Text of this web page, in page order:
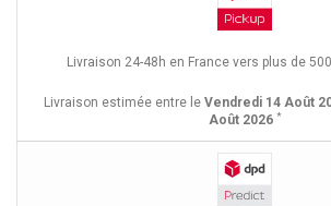
Livraison 24-48h en France vers plus de
Livraison estimée entre le Vendredi 14 Août
Août 2026 *